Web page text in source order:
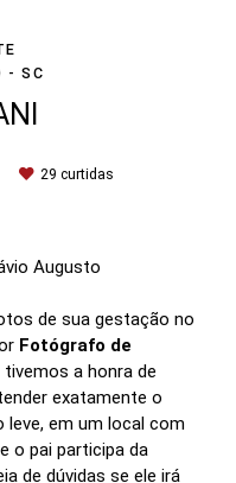
- SC
29 curtidas
Augusto
de sua gestação no
Fotógrafo de
tivemos a honra de
exatamente o
em um local com
o pai participa da
de dúvidas se ele irá